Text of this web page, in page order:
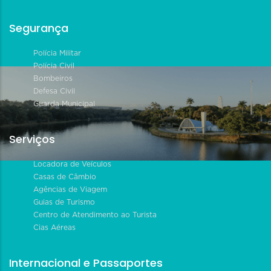
Segurança
Polícia Militar
Polícia Civil
Bombeiros
Defesa Civil
Guarda Municipal
Serviços
Locadora de Veículos
Casas de Câmbio
Agências de Viagem
Guias de Turismo
Centro de Atendimento ao Turista
Cias Aéreas
Internacional e Passaportes